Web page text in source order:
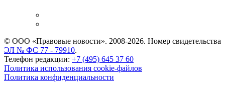
© ООО «Правовые новости». 2008-2026. Номер свидетельства
ЭЛ № ФС 77 - 79910.
Телефон редакции: +7 (495) 645 37 60
Политика использования cookie-файлов
Политика конфиденциальности